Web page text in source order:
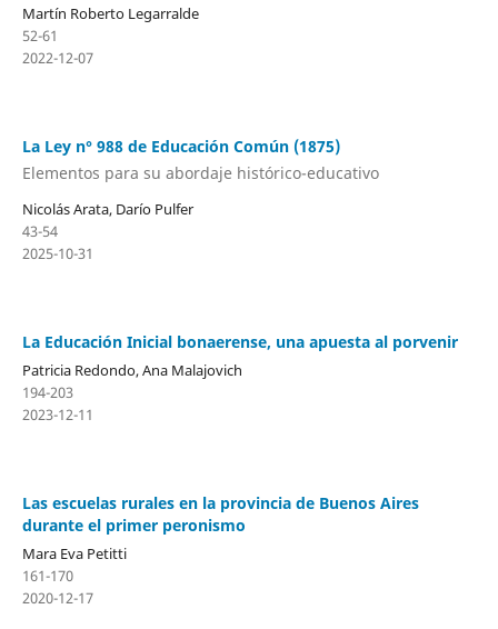
Martín Roberto Legarralde
52-61
2022-12-07
La Ley n° 988 de Educación Común (1875)
Elementos para su abordaje histórico-educativo
Nicolás Arata, Darío Pulfer
43-54
2025-10-31
La Educación Inicial bonaerense, una apuesta al porvenir
Patricia Redondo, Ana Malajovich
194-203
2023-12-11
Las escuelas rurales en la provincia de Buenos Aires
durante el primer peronismo
Mara Eva Petitti
161-170
2020-12-17